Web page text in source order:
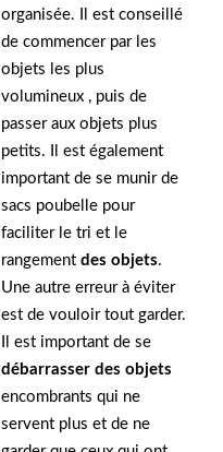
organisée. Il est conseillé
de commencer par les
objets les plus
volumineux , puis de
passer aux objets plus
petits. Il est également
important de se munir de
sacs poubelle pour
faciliter le tri et le
rangement des objets.
Une autre erreur à éviter
est de vouloir tout garder.
Il est important de se
débarrasser des objets
encombrants qui ne
servent plus et de ne